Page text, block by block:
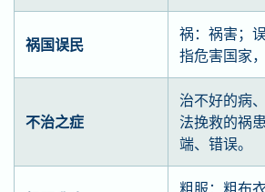
祸国误民
祸：祸害；
指危害国家
不治之症
治不好的病
法挽救的祸
端、错误。